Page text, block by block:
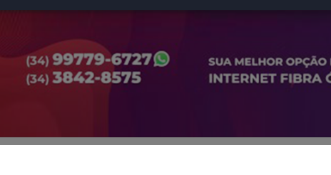
Termos de Uso e Privacidade
Esse site utiliza cookies para melhorar sua